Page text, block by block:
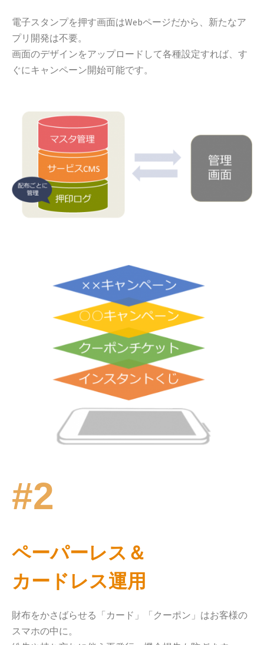
電子スタンプを押す画面はWebページだから、新たなア
プリ開発は不要。
画面のデザインをアップロードして各種設定すれば、す
ぐにキャンペーン開始可能です。
#2
ペーパーレス＆
カードレス運用
財布をかさばらせる「カード」「クーポン」はお客様の
スマホの中に。